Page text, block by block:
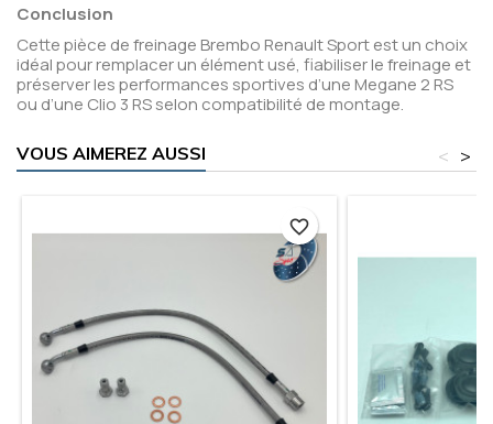
Conclusion
Cette pièce de freinage Brembo Renault Sport est un choix
idéal pour remplacer un élément usé, fiabiliser le freinage et
préserver les performances sportives d’une Megane 2 RS
ou d’une Clio 3 RS selon compatibilité de montage.
VOUS AIMEREZ AUSSI >
<
favorite_border